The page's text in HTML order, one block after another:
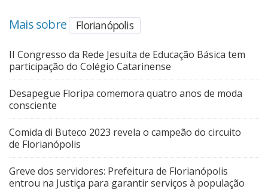
Mais sobre Florianópolis
II Congresso da Rede Jesuíta de Educação Básica tem
participação do Colégio Catarinense
Desapegue Floripa comemora quatro anos de moda
consciente
Comida di Buteco 2023 revela o campeão do circuito
de Florianópolis
Greve dos servidores: Prefeitura de Florianópolis
entrou na Justiça para garantir serviços à população